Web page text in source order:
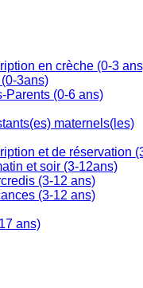
en crèche (0-3
3ans)
Parents (0-6 ans)
maternels(les)
et de réservation
et soir (3-12ans)
(3-12 ans)
(3-12 ans)
ans)